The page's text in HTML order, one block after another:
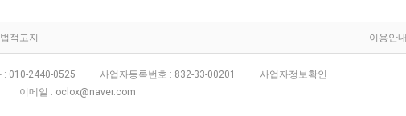
적고지 이용안내
: 010-2440-0525 사업자등록번호 : 832-33-00201
사업자정보확인
이메일 : oclox@naver.com